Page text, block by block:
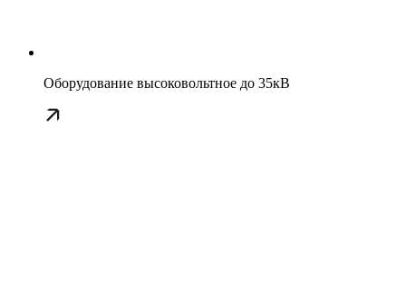
Оборудование высоковольтное до 35кВ